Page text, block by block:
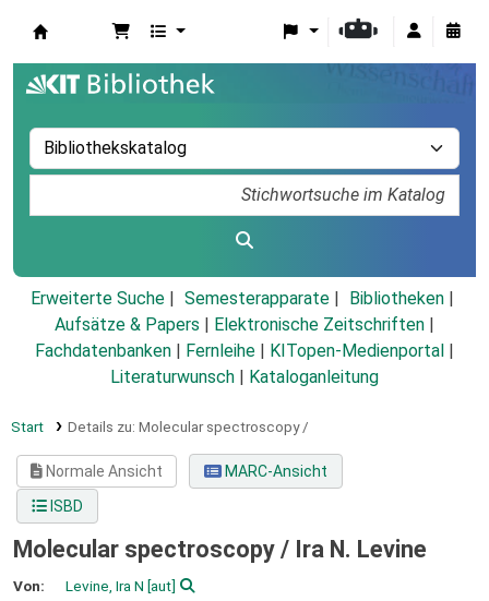
Erweiterte Suche Semesterapparate
Bibliotheken
Aufsätze & Papers
Elektronische Zeitschriften
Fachdatenbanken
Fernleihe KITopen-Medienportal
Literaturwunsch
Kataloganleitung
Start Details zu: Molecular spectroscopy /
Normale Ansicht
MARC-Ansicht
ISBD
Molecular spectroscopy / Ira N. Levine
Von: Levine, Ira N [aut]